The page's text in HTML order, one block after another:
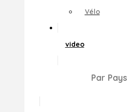
Vélo
video
Par Pays